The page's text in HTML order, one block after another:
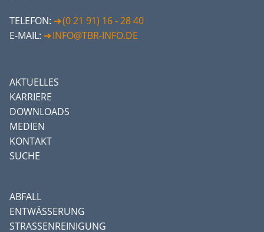
TELEFON:
(0 21 91) 16 - 28 40
E-MAIL:
INFO@TBR-INFO.DE
AKTUELLES
KARRIERE
DOWNLOADS
MEDIEN
KONTAKT
SUCHE
ABFALL
ENTWÄSSERUNG
STRASSENREINIGUNG